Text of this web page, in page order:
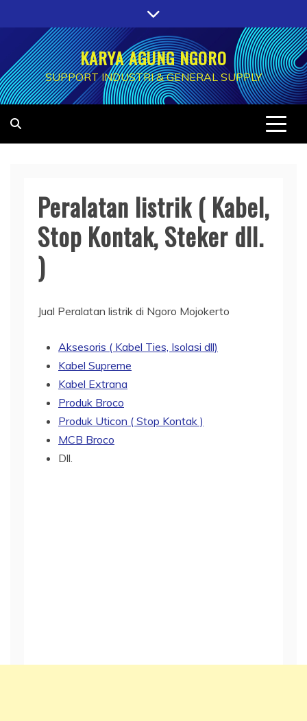
to
content
KARYA AGUNG NGORO
SUPPORT INDUSTRI & GENERAL SUPPLY
Peralatan listrik ( Kabel,
Stop Kontak, Steker dll.
)
Jual Peralatan listrik di Ngoro Mojokerto
Aksesoris ( Kabel Ties, Isolasi dll)
Kabel Supreme
Kabel Extrana
Produk Broco
Produk Uticon ( Stop Kontak )
MCB Broco
Dll.